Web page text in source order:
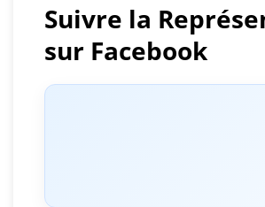
Suivre la
sur Facebook